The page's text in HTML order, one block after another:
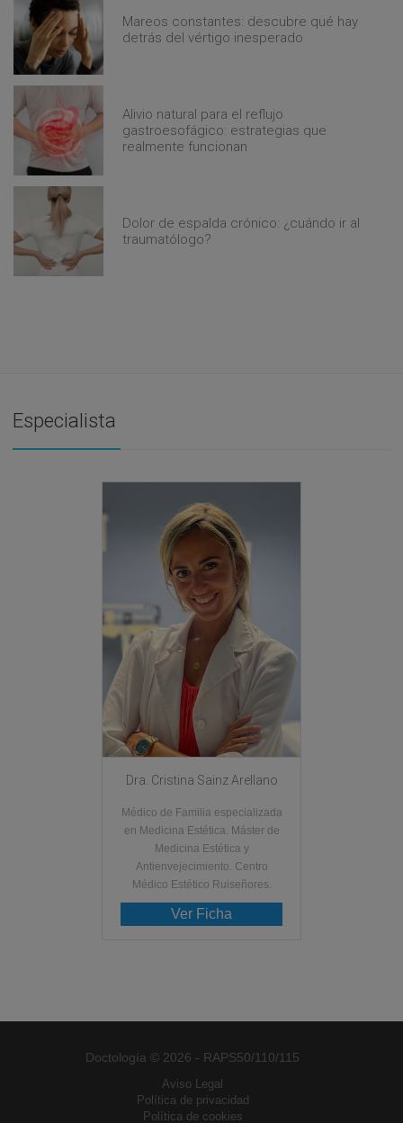
Mareos constantes: descubre qué hay
detrás del vértigo inesperado
Alivio natural para el reflujo
gastroesofágico: estrategias que
realmente funcionan
Dolor de espalda crónico: ¿cuándo ir al
traumatólogo?
Especialista
Dra. Cristina Sainz Arellano
Médico de Familia especializada
en Medicina Estética. Máster de
Medicina Estética y
Antienvejecimiento. Centro
Médico Estético Ruiseñores.
Ver Ficha
Doctología © 2026 - RAPS50/110/115
Aviso Legal
Política de privacidad
Política de cookies